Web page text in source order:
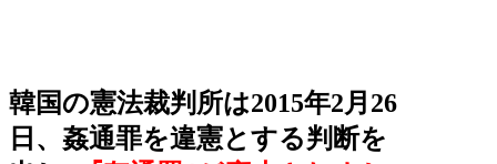
韓国の憲法裁判所は2015年2月26
日、姦通罪を違憲とする判断を